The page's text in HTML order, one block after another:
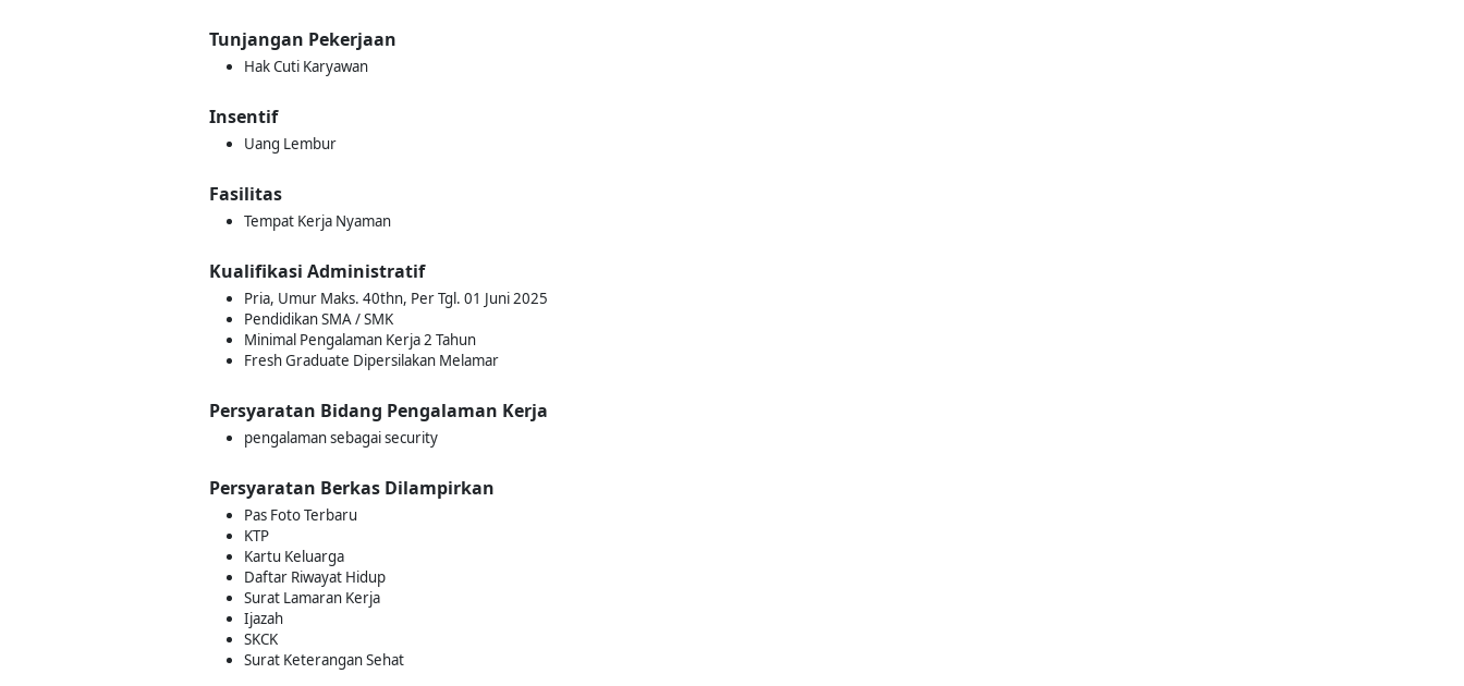
Tunjangan Pekerjaan
Hak Cuti Karyawan
Insentif
Uang Lembur
Fasilitas
Tempat Kerja Nyaman
Kualifikasi Administratif
Pria, Umur Maks. 40thn, Per Tgl. 01 Juni 2025
Pendidikan SMA / SMK
Minimal Pengalaman Kerja 2 Tahun
Fresh Graduate Dipersilakan Melamar
Persyaratan Bidang Pengalaman Kerja
pengalaman sebagai security
Persyaratan Berkas Dilampirkan
Pas Foto Terbaru
KTP
Kartu Keluarga
Daftar Riwayat Hidup
Surat Lamaran Kerja
Ijazah
SKCK
Surat Keterangan Sehat